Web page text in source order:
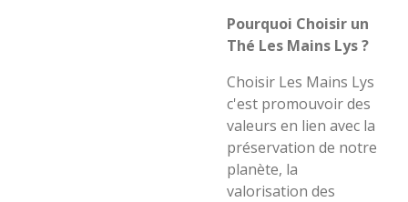
Pourquoi Choisir un
Thé Les Mains Lys ?
Choisir Les Mains Lys
c'est promouvoir des
valeurs en lien avec la
préservation de notre
planète, la
valorisation des